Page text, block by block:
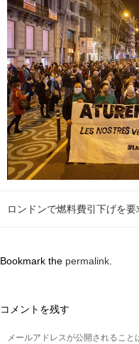
ロンドンで燃料費引下げを
Bookmark the permalink
コメントを残す
メールアドレスが公開されるこ